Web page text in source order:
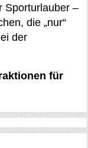
Sporturlauber –
die „nur“
der
für